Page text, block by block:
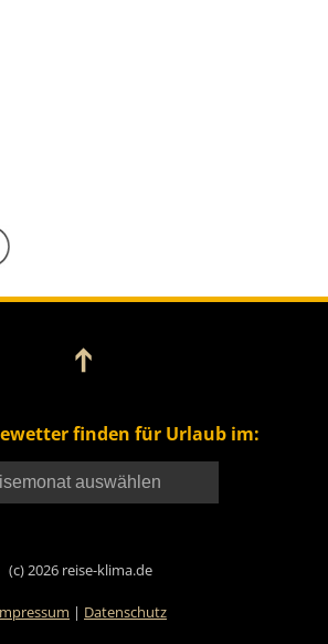
➔
finden für Urlaub im:
(c) 2026 reise-klima.de
| Datenschutz